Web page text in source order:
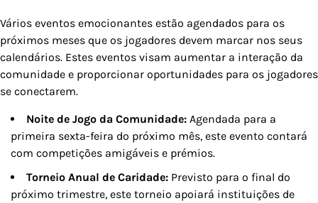
Vários eventos emocionantes estão agendados para os
próximos meses que os jogadores devem marcar nos seus
calendários. Estes eventos visam aumentar a interação da
comunidade e proporcionar oportunidades para os jogadores
se conectarem.
Noite de Jogo da Comunidade: Agendada para a
primeira sexta-feira do próximo mês, este evento contará
com competições amigáveis e prémios.
Torneio Anual de Caridade: Previsto para o final do
próximo trimestre, este torneio apoiará instituições de